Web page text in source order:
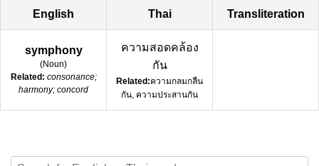
English Thai Transliteration
symphony
(Noun)
Related: consonance;
harmony; concord
ความสอดคล้อง
กัน
Related:ความกลมกลืน
กัน, ความประสานกัน